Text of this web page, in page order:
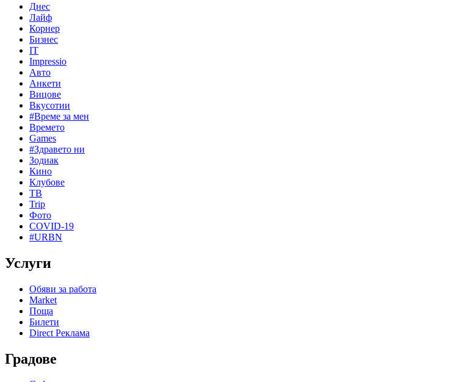
Днес
Лайф
Корнер
Бизнес
IT
Impressio
Авто
Анкети
Вицове
Вкусотии
#Време за мен
Времето
Games
#Здравето ни
Зодиак
Кино
Клубове
ТВ
Trip
Фото
COVID-19
#URBN
Услуги
Обяви за работа
Market
Поща
Билети
Direct Реклама
Градове